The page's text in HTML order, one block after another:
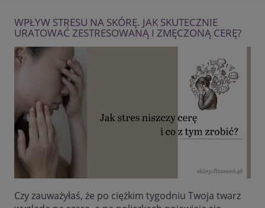
WPŁYW STRESU NA SKÓRĘ. JAK SKUTECZNIE
URATOWAĆ ZESTRESOWANĄ I ZMĘCZONĄ CERĘ?
Czy zauważyłaś, że po ciężkim tygodniu Twoja twarz